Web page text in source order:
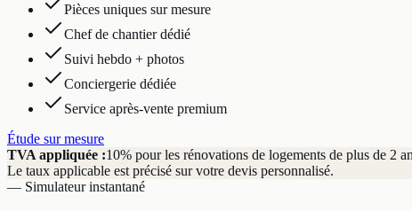
Pièces uniques sur mesure
Chef de chantier dédié
Suivi hebdo + photos
Conciergerie dédiée
Service après-vente premium
Étude sur mesure
TVA appliquée :10% pour les rénovations de logements de plus de 2
Le taux applicable est précisé sur votre devis personnalisé.
— Simulateur instantané